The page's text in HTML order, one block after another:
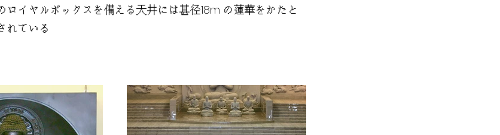
ロイヤルボックスを備える天井には甚径18m の蓮華をかたと
れている